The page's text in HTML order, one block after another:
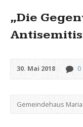
„Die
30. Mai 2018 0
Gemeindehaus